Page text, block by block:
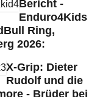
Bericht -
Enduro4Kids
Ring,
2026:
X-Grip: Dieter
Rudolf und die
- Brüder bei